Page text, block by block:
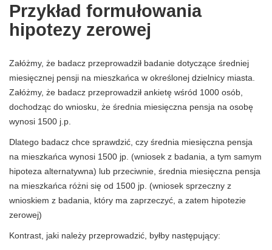
Przykład formułowania
hipotezy zerowej
Załóżmy, że badacz przeprowadził badanie dotyczące średniej
miesięcznej pensji na mieszkańca w określonej dzielnicy miasta.
Załóżmy, że badacz przeprowadził ankietę wśród 1000 osób,
dochodząc do wniosku, że średnia miesięczna pensja na osobę
wynosi 1500 j.p.
Dlatego badacz chce sprawdzić, czy średnia miesięczna pensja
na mieszkańca wynosi 1500 jp. (wniosek z badania, a tym samym
hipoteza alternatywna) lub przeciwnie, średnia miesięczna pensja
na mieszkańca różni się od 1500 jp. (wniosek sprzeczny z
wnioskiem z badania, który ma zaprzeczyć, a zatem hipotezie
zerowej)
Kontrast, jaki należy przeprowadzić, byłby następujący: